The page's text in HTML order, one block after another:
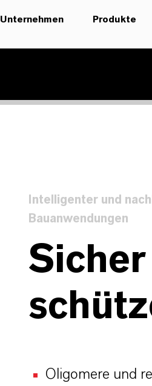
Unternehmen Produkte
Intelligenter und
Bauanwendungen
Oligomere und